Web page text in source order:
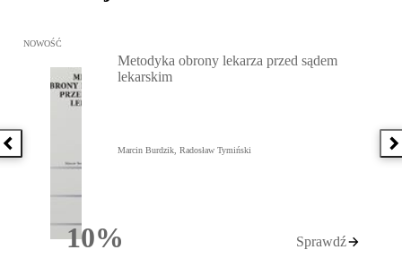
Poprzednia książka
Przejdź do: Metodyka obrony lekarza przed sądem lekarskim,
NOWOŚĆ
10%Rabatu
Metodyka obrony lekarza przed sądem
lekarskim
Marcin Burdzik, Radosław Tymiński
Sprawdź